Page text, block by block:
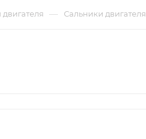
— Сальники двигателя